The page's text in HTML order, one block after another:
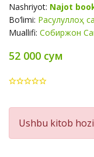
Nashriyot: Najot
Bo‘limi: Расулуллоҳ
Muallifi: Собиржон
52 000 сум
Product
Summery
Ushbu kitob